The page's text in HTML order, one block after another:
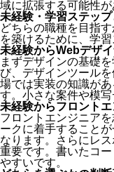
域に拡張する可能性
未経験・学習ステッ
どちらの職種を目指
を築けるために、学
未経験からWebデザ
まずデザインの基礎
び、デザインツール
場では実装の知識が
す。小さな案件や模
未経験からフロント
フロントエンジニア
ークに着手すること
なります。さらにレ
重要です。書いたコ
やすいです。